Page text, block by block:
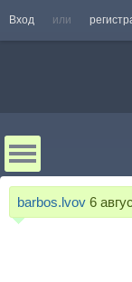
Вход или
barbos.lvov 6